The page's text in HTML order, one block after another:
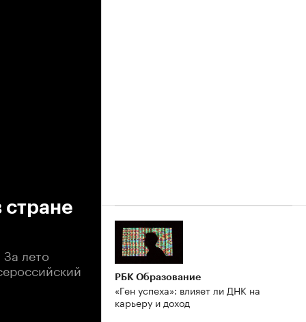
лето
РБК Образование
«Ген успеха»: влияет ли ДНК на
карьеру и доход